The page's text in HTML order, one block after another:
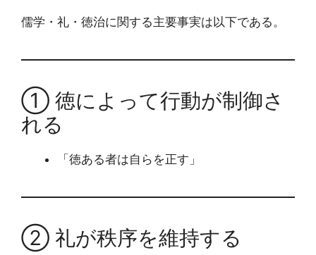
儒学・礼・徳治に関する主要事実は以下である。
① 徳によって行動が制御さ
れる
「徳ある者は自らを正す」
② 礼が秩序を維持する